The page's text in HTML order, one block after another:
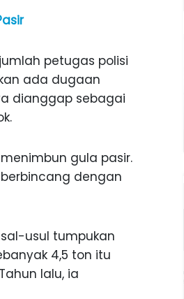
petugas polisi
ada dugaan
dianggap sebagai
gula pasir.
dengan
usul tumpukan
4,5 ton itu
lalu, ia
BOJONEGORO DAN
SEKOLAH DI SMPN SARADAN